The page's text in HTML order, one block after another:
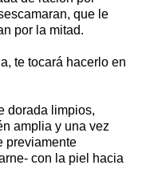
que le
por la mitad.
te tocará hacerlo en
dorada limpios,
amplia y una vez
previamente
con la piel hacia